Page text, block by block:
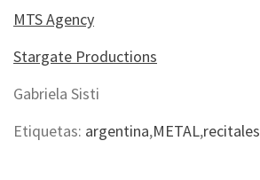
MTS Agency
Stargate Productions
Gabriela Sisti
Etiquetas: argentina,METAL,recitales